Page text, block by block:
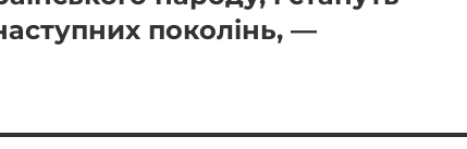
поколінь, ―